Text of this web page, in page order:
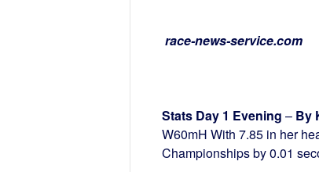
race-news-service.com
Stats Day 1 Evening –By
W60mH With 7.85 in her
Championships by 0.01